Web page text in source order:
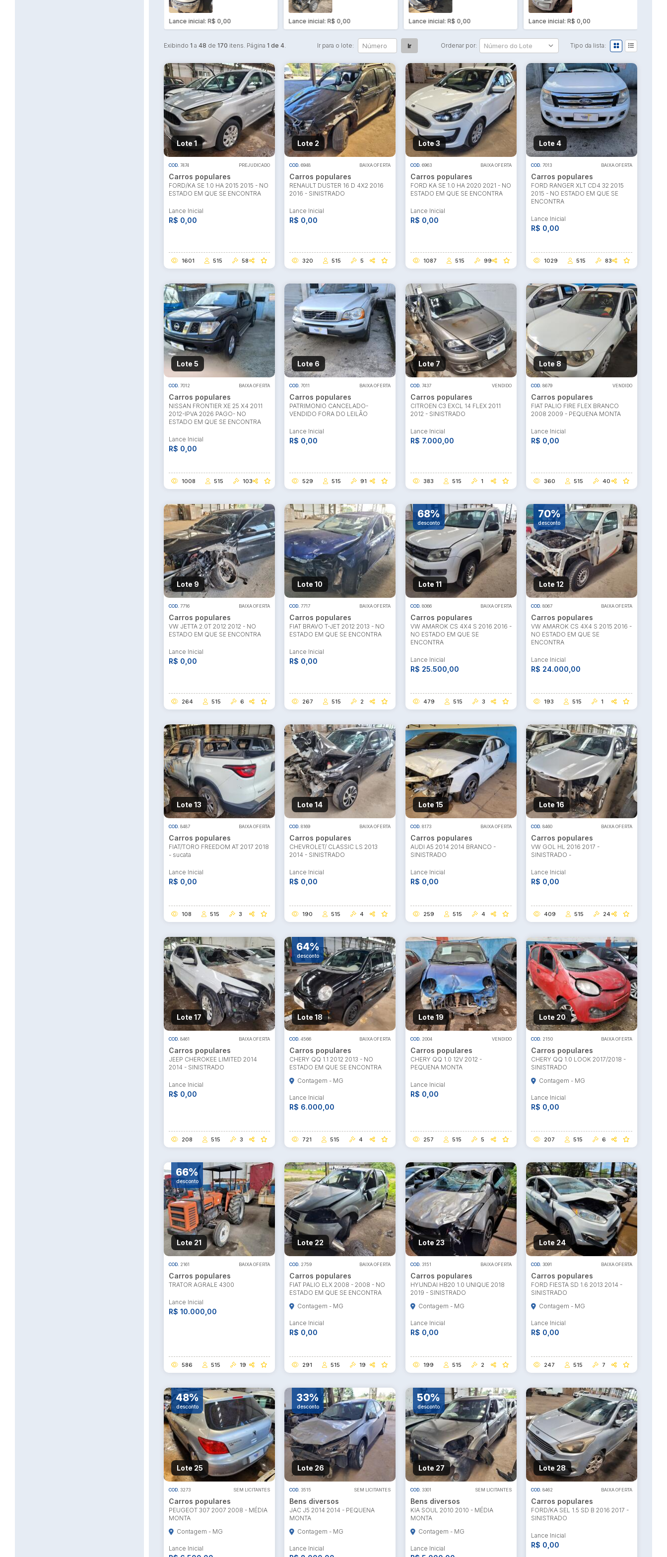
Habilite-se para efetuar lances ou propostas
SINISTRADO -
PEQUENA
MONTA
Lance inicial: R$ 0,00
MONTA
Lance inicial: R$ 0,00 Lance inicial: R$ 0,00 Lance inicial: R$ 0,00
Exibindo 1 a 48 de 170 itens. Página 1 de 4. Ir para o lote: Ir Ordenar por: Tipo da lista:
Lote 1
COD. 7474 PREJUDICADO
Carros populares
FORD/KA SE 1.0 HA 2015 2015 - NO
ESTADO EM QUE SE ENCONTRA
Lance Inicial
R$ 0,00
1601 515 58
Lote 2
COD. 6948 BAIXA OFERTA
Carros populares
RENAULT DUSTER 16 D 4X2 2016
2016 - SINISTRADO
Lance Inicial
R$ 0,00
320 515 5
Lote 3
COD. 6963 BAIXA OFERTA
Carros populares
FORD KA SE 1.0 HA 2020 2021 - NO
ESTADO EM QUE SE ENCONTRA
Lance Inicial
R$ 0,00
1087 515 99
Lote 4
COD. 7013 BAIXA OFERTA
Carros populares
FORD RANGER XLT CD4 32 2015
2015 - NO ESTADO EM QUE SE
ENCONTRA
Lance Inicial
R$ 0,00
1029 515 83
Lote 5
COD. 7012 BAIXA OFERTA
Carros populares
NISSAN FRONTIER XE 25 X4 2011
2012-IPVA 2026 PAGO- NO
ESTADO EM QUE SE ENCONTRA
Lance Inicial
R$ 0,00
1008 515 103
Lote 6
COD. 7011 BAIXA OFERTA
Carros populares
PATRIMONIO CANCELADO-
VENDIDO FORA DO LEILÃO
Lance Inicial
R$ 0,00
529 515 91
Lote 7
COD. 7437 VENDIDO
Carros populares
CITROEN C3 EXCL 14 FLEX 2011
2012 - SINISTRADO
Lance Inicial
R$ 7.000,00
383 515 1
Lote 8
COD. 8679 VENDIDO
Carros populares
FIAT PALIO FIRE FLEX BRANCO
2008 2009 - PEQUENA MONTA
Lance Inicial
R$ 0,00
360 515 40
Lote 9
COD. 7716 BAIXA OFERTA
Carros populares
VW JETTA 2.0T 2012 2012 - NO
ESTADO EM QUE SE ENCONTRA
Lance Inicial
R$ 0,00
264 515 6
Lote 10
COD. 7717 BAIXA OFERTA
Carros populares
FIAT BRAVO T-JET 2012 2013 - NO
ESTADO EM QUE SE ENCONTRA
Lance Inicial
R$ 0,00
267 515 2
68%
desconto
Lote 11
COD. 8066 BAIXA OFERTA
Carros populares
VW AMAROK CS 4X4 S 2016 2016 -
NO ESTADO EM QUE SE
ENCONTRA
Lance Inicial
R$ 25.500,00
479 515 3
70%
desconto
Lote 12
COD. 8067 BAIXA OFERTA
Carros populares
VW AMAROK CS 4X4 S 2015 2016 -
NO ESTADO EM QUE SE
ENCONTRA
Lance Inicial
R$ 24.000,00
193 515 1
Lote 13
COD. 8487 BAIXA OFERTA
Carros populares
FIAT/TORO FREEDOM AT 2017 2018
- sucata
Lance Inicial
R$ 0,00
108 515 3
Lote 14
COD. 8169 BAIXA OFERTA
Carros populares
CHEVROLET/ CLASSIC LS 2013
2014 - SINISTRADO
Lance Inicial
R$ 0,00
190 515 4
Lote 15
COD. 8173 BAIXA OFERTA
Carros populares
AUDI A5 2014 2014 BRANCO -
SINISTRADO
Lance Inicial
R$ 0,00
259 515 4
Lote 16
COD. 8460 BAIXA OFERTA
Carros populares
VW GOL HL 2016 2017 -
SINISTRADO -
Lance Inicial
R$ 0,00
409 515 24
Lote 17
COD. 8461 BAIXA OFERTA
Carros populares
JEEP CHEROKEE LIMITED 2014
2014 - SINISTRADO
Lance Inicial
R$ 0,00
208 515 3
64%
desconto
Lote 18
COD. 4566 BAIXA OFERTA
Carros populares
CHERY QQ 1.1 2012 2013 - NO
ESTADO EM QUE SE ENCONTRA
Contagem - MG
Lance Inicial
R$ 6.000,00
721 515 4
Lote 19
COD. 2004 VENDIDO
Carros populares
CHERY QQ 1.0 12V 2012 -
PEQUENA MONTA
Lance Inicial
R$ 0,00
257 515 5
Lote 20
COD. 2150 BAIXA OFERTA
Carros populares
CHERY QQ 1.0 LOOK 2017/2018 -
SINISTRADO
Contagem - MG
Lance Inicial
R$ 0,00
207 515 6
66%
desconto
Lote 21
COD. 2161 BAIXA OFERTA
Carros populares
TRATOR AGRALE 4300
Lance Inicial
R$ 10.000,00
586 515 19
Lote 22
COD. 2759 BAIXA OFERTA
Carros populares
FIAT PALIO ELX 2008 - 2008 - NO
ESTADO EM QUE SE ENCONTRA
Contagem - MG
Lance Inicial
R$ 0,00
291 515 19
Lote 23
COD. 3151 BAIXA OFERTA
Carros populares
HYUNDAI HB20 1.0 UNIQUE 2018
2019 - SINISTRADO
Contagem - MG
Lance Inicial
R$ 0,00
199 515 2
Lote 24
COD. 3091 BAIXA OFERTA
Carros populares
FORD FIESTA SD 1.6 2013 2014 -
SINISTRADO
Contagem - MG
Lance Inicial
R$ 0,00
247 515 7
48%
desconto
Lote 25
COD. 3273 SEM LICITANTES
Carros populares
PEUGEOT 307 2007 2008 - MÉDIA
MONTA
Contagem - MG
Lance Inicial
33%
desconto
Lote 26
COD. 3515 SEM LICITANTES
Bens diversos
JAC J5 2014 2014 - PEQUENA
MONTA
Contagem - MG
Lance Inicial
50%
desconto
Lote 27
COD. 3301 SEM LICITANTES
Bens diversos
KIA SOUL 2010 2010 - MÉDIA
MONTA
Contagem - MG
Lance Inicial
Lote 28
COD. 8462 BAIXA OFERTA
Carros populares
FORD/KA SEL 1.5 SD B 2016 2017 -
SINISTRADO
Lance Inicial
R$ 0,00